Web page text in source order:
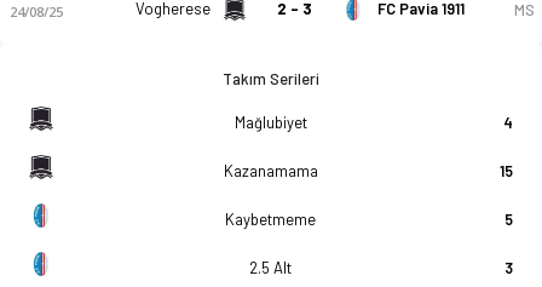
24/08/25 Vogherese 2 - 3 FC Pavia 1911 MS
Takım Serileri
Mağlubiyet 4
Kazanamama 15
Kaybetmeme 5
2.5 Alt 3